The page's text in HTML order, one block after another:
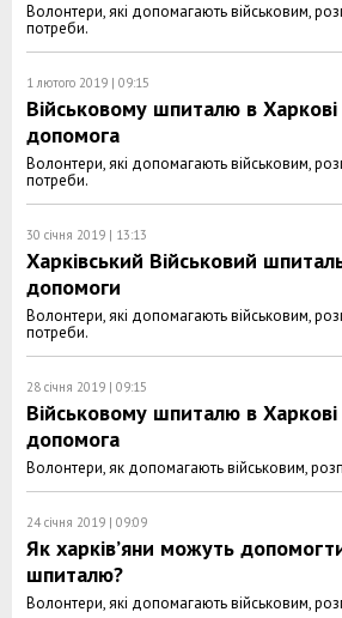
Волонтери, які допомагають військовим,
потреби.
1 лютого 2019 | 09:15
Військовому шпиталю в Харкові
допомога
Волонтери, які допомагають військовим,
потреби.
30 січня 2019 | 13:13
Харківський Військовий
допомоги
Волонтери, які допомагають військовим,
потреби.
28 січня 2019 | 09:15
Військовому шпиталю в Харкові
допомога
Волонтери, як допомагають військовим,
24 січня 2019 | 09:09
Як харків’яни можуть
шпиталю?
Волонтери, які допомагають військовим,